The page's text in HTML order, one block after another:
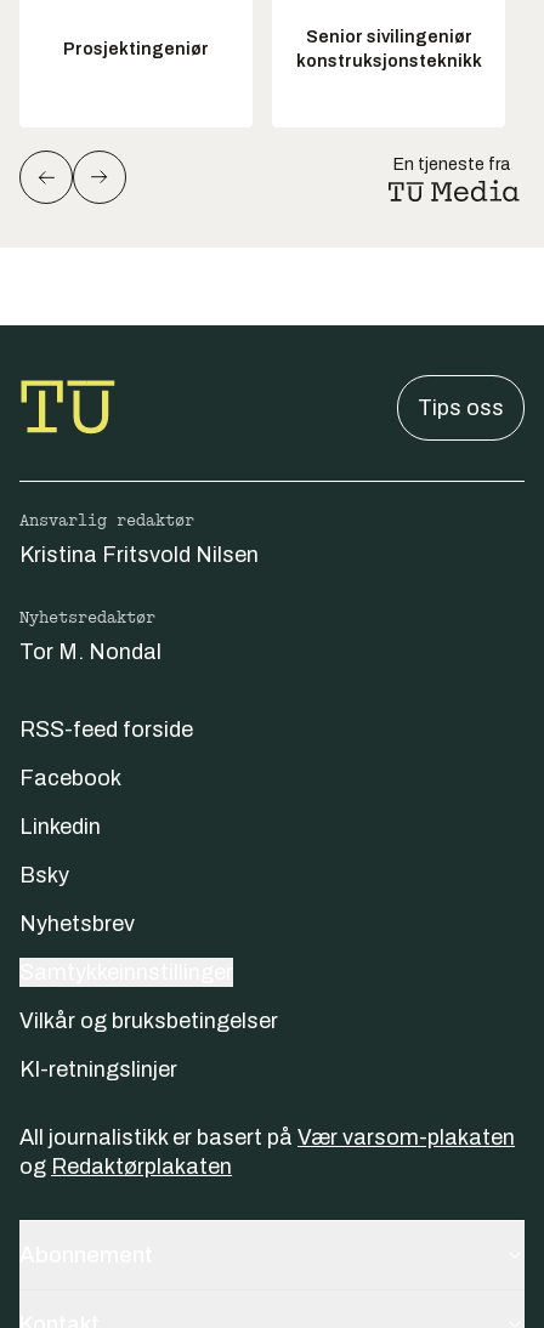
Prosjektingeniør
Senior sivilingeniør
konstruksjonsteknikk
En tjeneste fra
Tips oss
Ansvarlig redaktør
Kristina Fritsvold Nilsen
Nyhetsredaktør
Tor M. Nondal
RSS-feed forside
Facebook
Linkedin
Bsky
Nyhetsbrev
Vilkår og bruksbetingelser
KI-retningslinjer
All journalistikk er basert på Vær varsom-plakaten
og Redaktørplakaten